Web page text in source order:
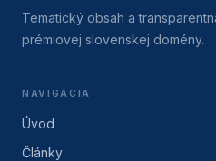
Tematický obsah a
prémiovej slovenskej domény.
NAVIGÁCIA
Úvod
Články